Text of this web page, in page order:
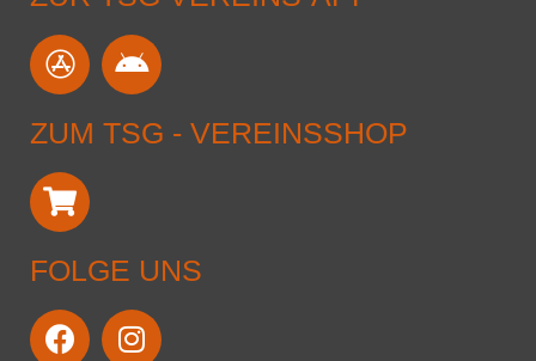
ZUM TSG - VEREINSSHOP
FOLGE UNS